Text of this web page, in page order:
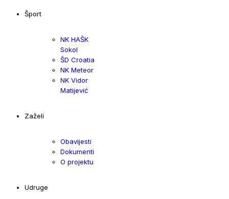
Šport
NK HAŠK
Sokol
ŠD Croatia
NK Meteor
NK Vidor
Matijević
Zaželi
Obavijesti
Dokumenti
O projektu
Udruge